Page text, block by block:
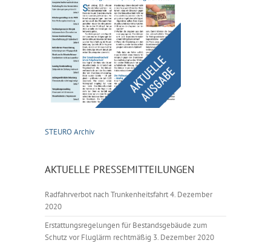
STEURO Archiv
AKTUELLE PRESSEMITTEILUNGEN
Radfahrverbot nach Trunkenheitsfahrt4. Dezember
2020
Erstattungsregelungen für Bestandsgebäude zum
Schutz vor Fluglärm rechtmäßig 3. Dezember 2020